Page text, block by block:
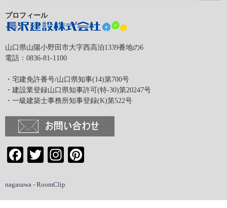
プロフィール
山口県山陽小野田市大字西高泊1339番地の6
電話：0836-81-1100
・宅建免許番号/山口県知事(14)第700号
・建設業登録山口県知事許可(特-30)第20247号
・一級建築士事務所知事登録(K)第522号
FacebookTwitter Instagram
nagasawa - RoomClip